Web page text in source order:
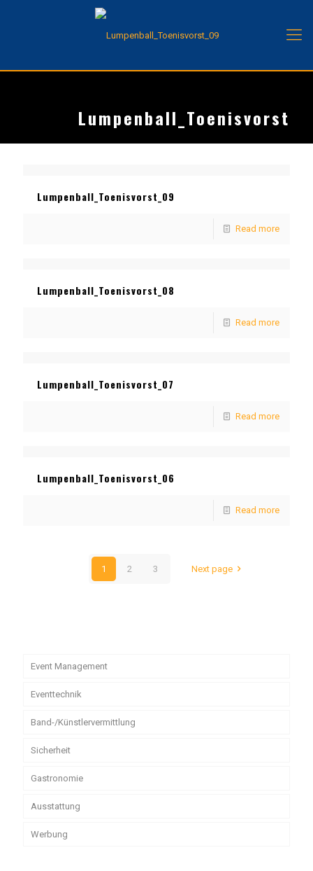
Lumpenball_Toenisvorst
Lumpenball_Toenisvorst_09
Read more
Lumpenball_Toenisvorst_08
Read more
Lumpenball_Toenisvorst_07
Read more
Lumpenball_Toenisvorst_06
Read more
1 2 3 Next page
Event Management
Eventtechnik
Band-/Künstlervermittlung
Sicherheit
Gastronomie
Ausstattung
Werbung